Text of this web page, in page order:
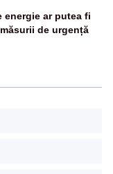
energie ar putea fi
de urgență